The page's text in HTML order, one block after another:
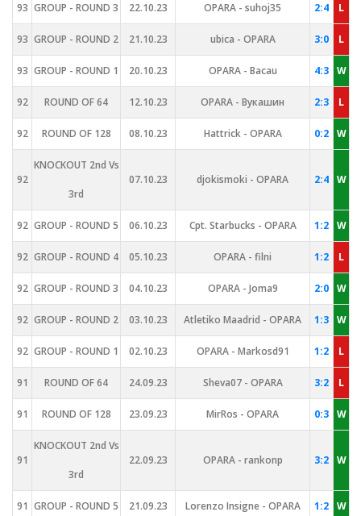
93 GROUP - ROUND 3 22.10.23 OPARA - suhoj35 2:4 L
93 GROUP - ROUND 2 21.10.23 ubica - OPARA 3:0 L
93 GROUP - ROUND 1 20.10.23 OPARA - Bacau 4:3 W
92 ROUND OF 64 12.10.23 OPARA - Вукашин 2:3 L
92 ROUND OF 128 08.10.23 Hattrick - OPARA 0:2 W
92
KNOCKOUT 2nd Vs
3rd
07.10.23 djokismoki - OPARA 2:4 W
92 GROUP - ROUND 5 06.10.23 Cpt. Starbucks - OPARA 1:2 W
92 GROUP - ROUND 4 05.10.23 OPARA - filni 1:2 L
92 GROUP - ROUND 3 04.10.23 OPARA - Joma9 2:0 W
92 GROUP - ROUND 2 03.10.23 Atletiko Maadrid - OPARA 1:3 W
92 GROUP - ROUND 1 02.10.23 OPARA - Markosd91 1:2 L
91 ROUND OF 64 24.09.23 Sheva07 - OPARA 3:2 L
91 ROUND OF 128 23.09.23 MirRos - OPARA 0:3 W
91
KNOCKOUT 2nd Vs
3rd
22.09.23 OPARA - rankonp 3:2 W
91 GROUP - ROUND 5 21.09.23 Lorenzo Insigne - OPARA 1:2 W